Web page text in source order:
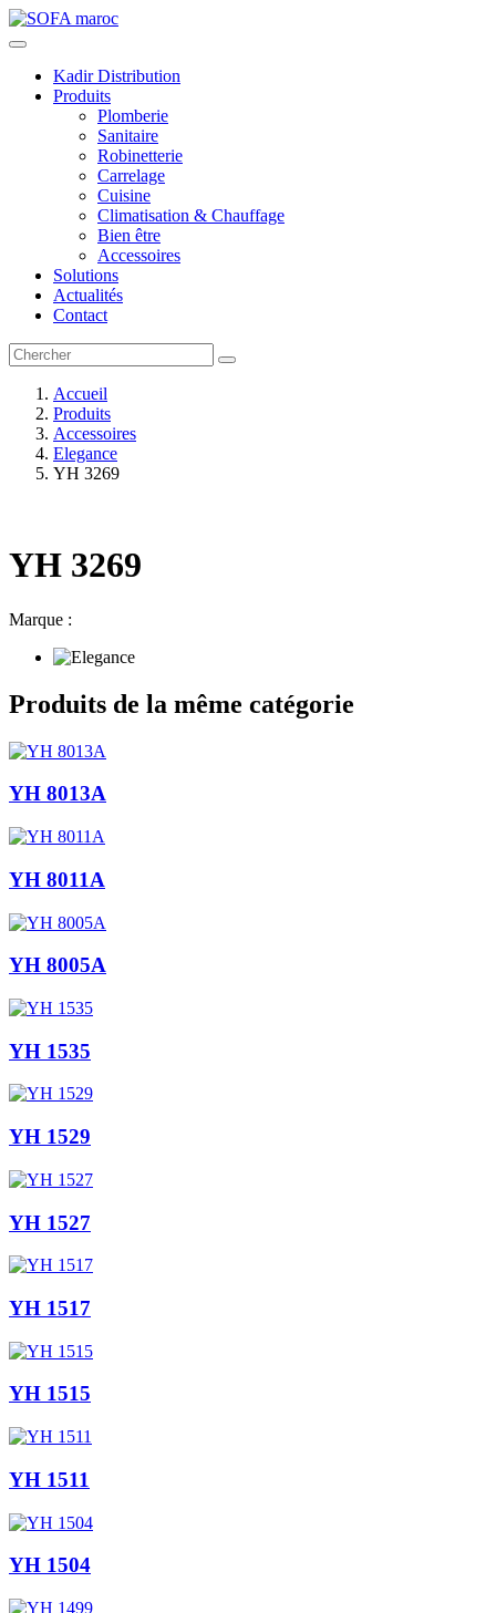
Kadir Distribution
Produits
Plomberie
Sanitaire
Robinetterie
Carrelage
Cuisine
Climatisation & Chauffage
Bien être
Accessoires
Solutions
Actualités
Contact
Accueil
Produits
Accessoires
Elegance
YH 3269
YH 3269
Marque :
Produits de la même catégorie
YH 8013A
YH 8011A
YH 8005A
YH 1535
YH 1529
YH 1527
YH 1517
YH 1515
YH 1511
YH 1504